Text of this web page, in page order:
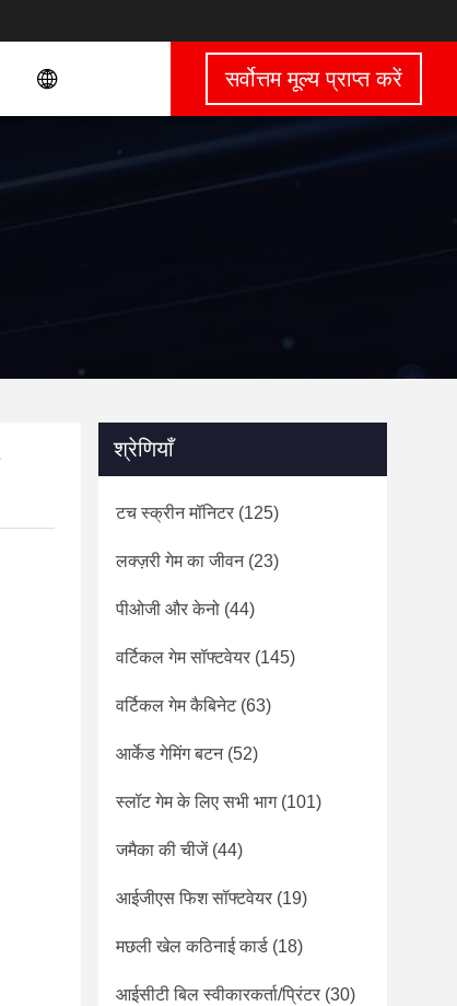
सर्वोत्तम मूल्य प्राप्त करें
श्रेणियाँ
टच स्क्रीन मॉनिटर (125)
लक्ज़री गेम का जीवन(23)
पीओजी और केनो (44)
वर्टिकल गेम सॉफ्टवेयर (145)
वर्टिकल गेम कैबिनेट(63)
आर्केड गेमिंग बटन(52)
स्लॉट गेम के लिए सभी भाग(101)
जमैका की चीजें(44)
आईजीएस फिश सॉफ्टवेयर (19)
मछली खेल कठिनाई कार्ड (18)
आईसीटी बिल स्वीकारकर्ता/प्रिंटर (30)